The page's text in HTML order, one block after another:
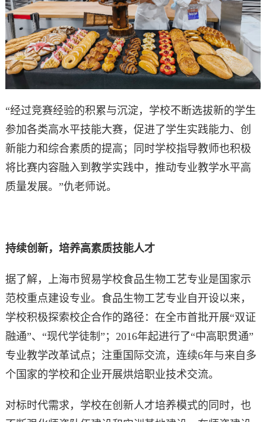
“经过竞赛经验的积累与沉淀，学校不断选拔新的学生
参加各类高水平技能大赛，促进了学生实践能力、创
新能力和综合素质的提高；同时学校指导教师也积极
将比赛内容融入到教学实践中，推动专业教学水平高
质量发展。”仇老师说。
持续创新，培养高素质技能人才
据了解，上海市贸易学校食品生物工艺专业是国家示
范校重点建设专业。食品生物工艺专业自开设以来，
学校积极探索校企合作的路径：在全市首批开展“双证
融通”、“现代学徒制”；2016年起进行了“中高职贯通”
专业教学改革试点；注重国际交流，连续6年与来自多
个国家的学校和企业开展烘焙职业技术交流。
对标时代需求，学校在创新人才培养模式的同时，也